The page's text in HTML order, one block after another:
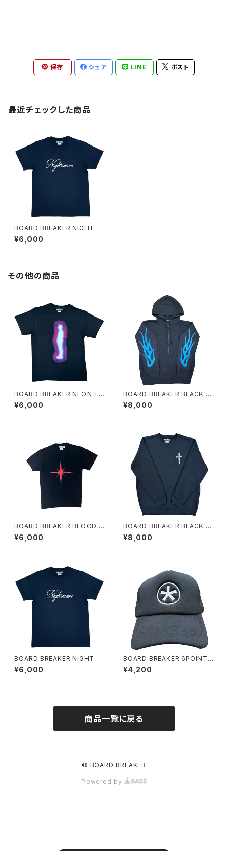
保存 シェア LINE ポスト
最近チェックした商品
BOARD BREAKER NIGHTMA
RE TEE
¥6,000
その他の商品
BOARD BREAKER NEON TE
E
¥6,000
BOARD BREAKER BLACK B
LUE FLAME HOODIE
¥8,000
BOARD BREAKER BLOOD S
AILING TEE
¥6,000
BOARD BREAKER BLACK C
ROSS STUDS SWEATSHIR
T
¥8,000
BOARD BREAKER NIGHTMA
RE TEE
¥6,000
BOARD BREAKER 6POINT
TRUCKER CAP
¥4,200
商品一覧に戻る
© BOARD BREAKER
Powered by